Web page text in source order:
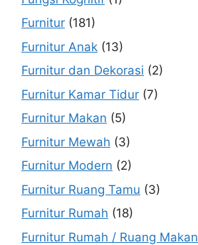
Furnitur (181)
Furnitur Anak (13)
Furnitur dan Dekorasi (2)
Furnitur Kamar Tidur (7)
Furnitur Makan (5)
Furnitur Mewah (3)
Furnitur Modern (2)
Furnitur Ruang Tamu (3)
Furnitur Rumah (18)
Furnitur Rumah / Ruang Makan